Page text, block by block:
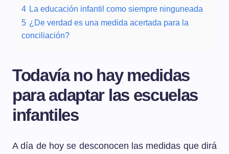
4 La educación infantil como siempre ninguneada
5 ¿De verdad es una medida acertada para la
conciliación?
Todavía no hay medidas
para adaptar las escuelas
infantiles
A día de hoy se desconocen las medidas que dirá